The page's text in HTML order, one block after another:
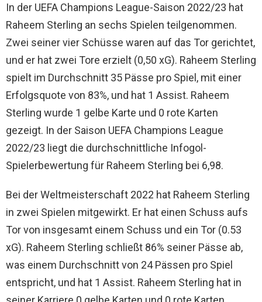
In der UEFA Champions League-Saison 2022/23 hat
Raheem Sterling an sechs Spielen teilgenommen.
Zwei seiner vier Schüsse waren auf das Tor gerichtet,
und er hat zwei Tore erzielt (0,50 xG). Raheem Sterling
spielt im Durchschnitt 35 Pässe pro Spiel, mit einer
Erfolgsquote von 83%, und hat 1 Assist. Raheem
Sterling wurde 1 gelbe Karte und 0 rote Karten
gezeigt. In der Saison UEFA Champions League
2022/23 liegt die durchschnittliche Infogol-
Spielerbewertung für Raheem Sterling bei 6,98.
Bei der Weltmeisterschaft 2022 hat Raheem Sterling
in zwei Spielen mitgewirkt. Er hat einen Schuss aufs
Tor von insgesamt einem Schuss und ein Tor (0.53
xG). Raheem Sterling schließt 86% seiner Pässe ab,
was einem Durchschnitt von 24 Pässen pro Spiel
entspricht, und hat 1 Assist. Raheem Sterling hat in